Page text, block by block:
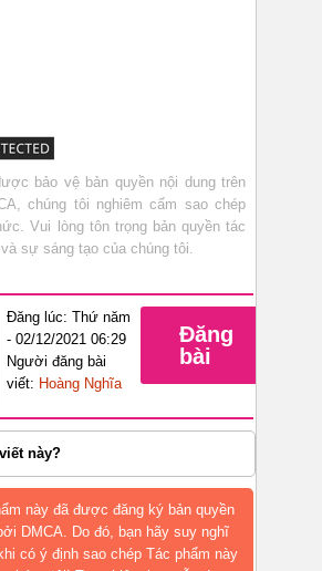
bảo vệ bản quyền nội dung trên
chúng tôi nghiêm cấm sao chép
Vui lòng tôn trọng bản quyền tác
sự sáng tạo của chúng tôi.
Đăng lúc: Thứ năm
- 02/12/2021 06:29
Người đăng bài
viết: Hoàng Nghĩa
Đăng
bài
này?
này đã được đăng ký bản quyền
DMCA. Do đó, bạn hãy suy nghĩ
có ý định sao chép Tác phẩm này